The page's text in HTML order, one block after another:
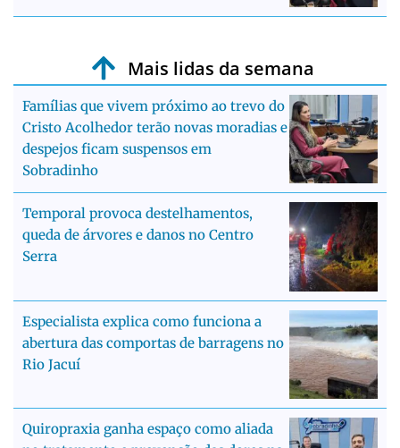
Mais lidas da semana
Famílias que vivem próximo ao trevo do
Cristo Acolhedor terão novas moradias e
despejos ficam suspensos em
Sobradinho
Temporal provoca destelhamentos,
queda de árvores e danos no Centro
Serra
Especialista explica como funciona a
abertura das comportas de barragens no
Rio Jacuí
Quiropraxia ganha espaço como aliada